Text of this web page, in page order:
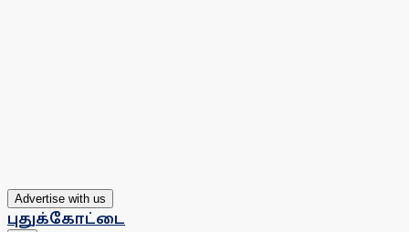
Advertise with us
புதுக்கோட்டை